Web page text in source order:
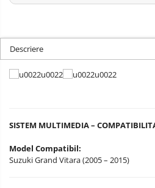
Descriere
SISTEM MULTIMEDIA –
Model Compatibil:
Suzuki Grand Vitara (2005 – 2015)